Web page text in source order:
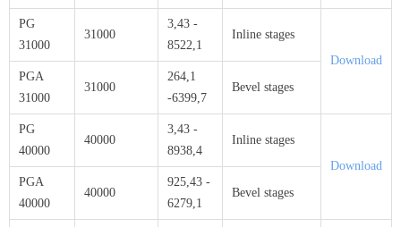
PG
31000
31000
3,43 -
8522,1
Inline stages
Download
PGA
31000
31000
264,1
-6399,7
Bevel stages
PG
40000
40000
3,43 -
8938,4
Inline stages
Download
PGA
40000
40000
925,43 -
6279,1
Bevel stages